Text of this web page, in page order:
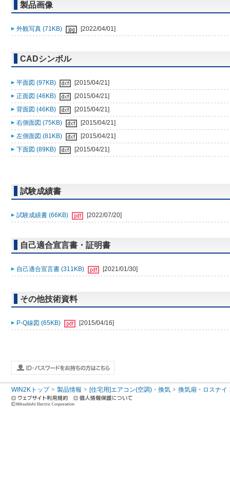
製品画像
外観写真 (71KB) [2022/04/01]
CADシンボル
平面図 (97KB)
[2015/04/21]
正面図 (46KB)
[2015/04/21]
背面図 (46KB)
[2015/04/21]
右側面図 (75KB)
[2015/04/21]
左側面図 (81KB)
[2015/04/21]
下面図 (89KB)
[2015/04/21]
試験成績書
試験成績書 (66KB) [2022/07/20]
自己適合宣言書・証明書
自己適合宣言書 (311KB) [2021/01/30]
その他技術資料
P-Q線図 (65KB) [2015/04/16]
WIN2Kトップ 製品情報 [住宅用]エアコン(空調)・換気 換気扇・ロスナイ